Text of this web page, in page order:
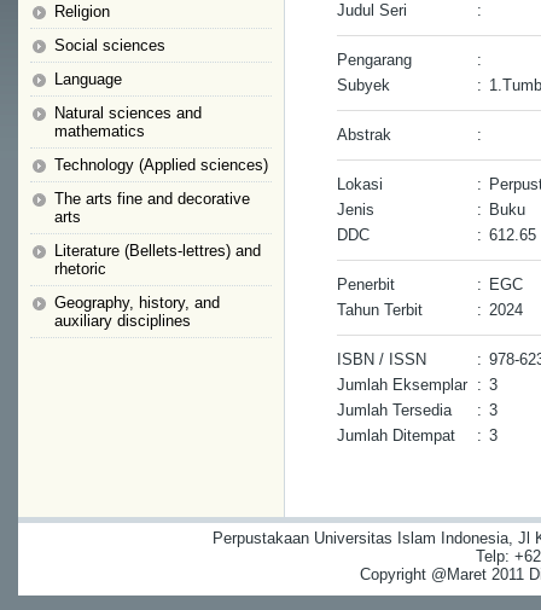
Religion
Social sciences
Language
Natural sciences and
mathematics
Technology (Applied sciences)
The arts fine and decorative
arts
Literature (Bellets-lettres) and
rhetoric
Geography, history, and
auxiliary disciplines
Judul Seri
:
Pengarang
:
Subyek
:
Abstrak :
Lokasi :
Jenis
: Buku
DDC
: 612.65
Penerbit : EGC
Tahun Terbit
: 2024
ISBN / ISSN : 978-
Jumlah Eksemplar : 3
Jumlah Tersedia
: 3
Jumlah Ditempat
: 3
Perpustakaan Universitas Islam Indonesia, Jl
Telp:
Copyright @Maret 2011